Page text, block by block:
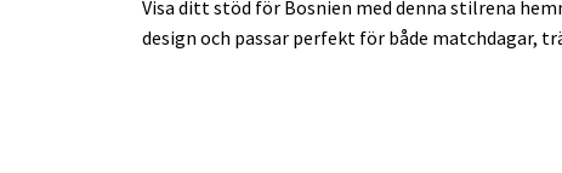
Visa ditt stöd för Bosnien med denna stilrena
design och passar perfekt för både matchdagar,